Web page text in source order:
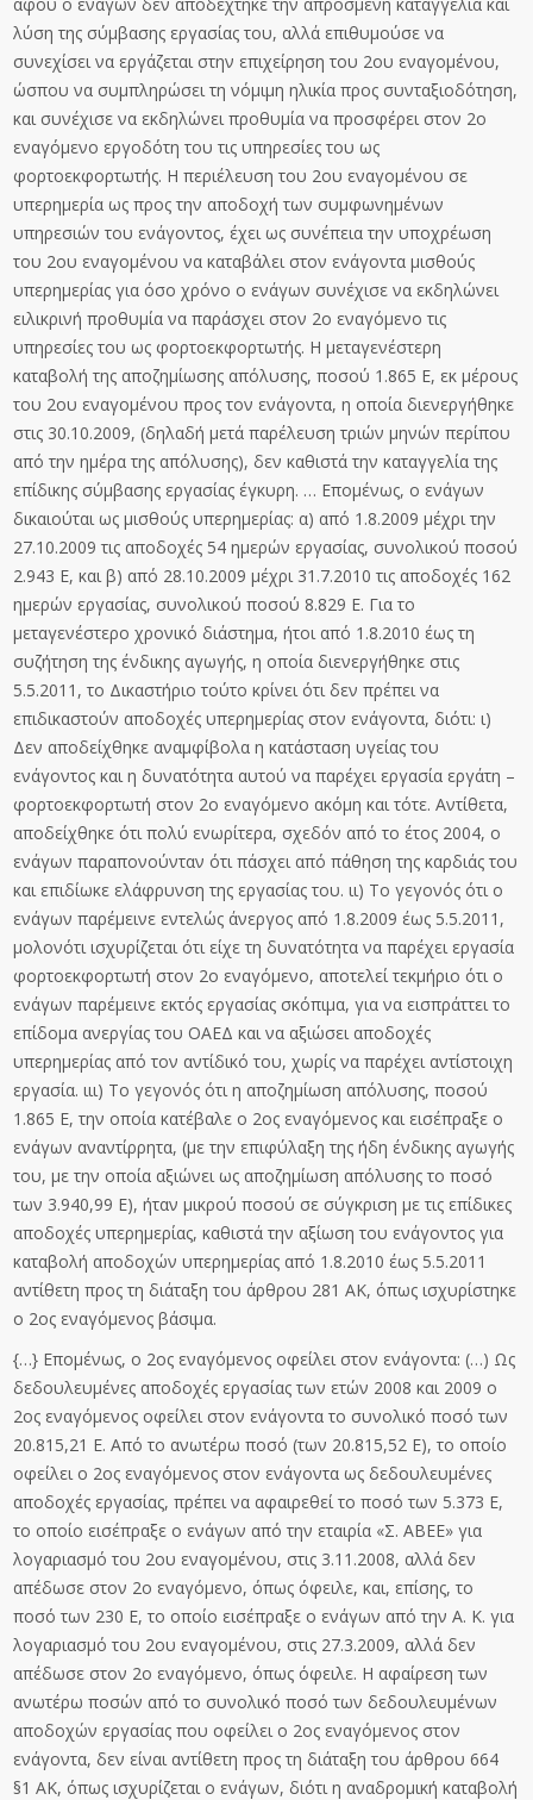
λύση της σύμβασης εργασίας του, αλλά επιθυμούσε να
συνεχίσει να εργάζεται στην επιχείρηση του 2ου εναγομένου,
ώσπου να συμπληρώσει τη νόμιμη ηλικία προς συνταξιοδότηση,
και συνέχισε να εκδηλώνει προθυμία να προσφέρει στον 2ο
εναγόμενο εργοδότη του τις υπηρεσίες του ως
φορτοεκφορτωτής. Η περιέλευση του 2ου εναγομένου σε
υπερημερία ως προς την αποδοχή των συμφωνημένων
υπηρεσιών του ενάγοντος, έχει ως συνέπεια την υποχρέωση
του 2ου εναγομένου να καταβάλει στον ενάγοντα μισθούς
υπερημερίας για όσο χρόνο ο ενάγων συνέχισε να εκδηλώνει
ειλικρινή προθυμία να παράσχει στον 2ο εναγόμενο τις
υπηρεσίες του ως φορτοεκφορτωτής. Η μεταγενέστερη
καταβολή της αποζημίωσης απόλυσης, ποσού 1.865 Ε, εκ μέρους
του 2ου εναγομένου προς τον ενάγοντα, η οποία διενεργήθηκε
στις 30.10.2009, (δηλαδή μετά παρέλευση τριών μηνών περίπου
από την ημέρα της απόλυσης), δεν καθιστά την καταγγελία της
επίδικης σύμβασης εργασίας έγκυρη. … Επομένως, ο ενάγων
δικαιούται ως μισθούς υπερημερίας: α) από 1.8.2009 μέχρι την
27.10.2009 τις αποδοχές 54 ημερών εργασίας, συνολικού ποσού
2.943 Ε, και β) από 28.10.2009 μέχρι 31.7.2010 τις αποδοχές 162
ημερών εργασίας, συνολικού ποσού 8.829 Ε. Για το
μεταγενέστερο χρονικό διάστημα, ήτοι από 1.8.2010 έως τη
συζήτηση της ένδικης αγωγής, η οποία διενεργήθηκε στις
5.5.2011, το Δικαστήριο τούτο κρίνει ότι δεν πρέπει να
επιδικαστούν αποδοχές υπερημερίας στον ενάγοντα, διότι: ι)
Δεν αποδείχθηκε αναμφίβολα η κατάσταση υγείας του
ενάγοντος και η δυνατότητα αυτού να παρέχει εργασία εργάτη –
φορτοεκφορτωτή στον 2ο εναγόμενο ακόμη και τότε. Αντίθετα,
αποδείχθηκε ότι πολύ ενωρίτερα, σχεδόν από το έτος 2004, ο
ενάγων παραπονούνταν ότι πάσχει από πάθηση της καρδιάς του
και επιδίωκε ελάφρυνση της εργασίας του. ιι) Το γεγονός ότι ο
ενάγων παρέμεινε εντελώς άνεργος από 1.8.2009 έως 5.5.2011,
μολονότι ισχυρίζεται ότι είχε τη δυνατότητα να παρέχει εργασία
φορτοεκφορτωτή στον 2ο εναγόμενο, αποτελεί τεκμήριο ότι ο
ενάγων παρέμεινε εκτός εργασίας σκόπιμα, για να εισπράττει το
επίδομα ανεργίας του ΟΑΕΔ και να αξιώσει αποδοχές
υπερημερίας από τον αντίδικό του, χωρίς να παρέχει αντίστοιχη
εργασία. ιιι) Το γεγονός ότι η αποζημίωση απόλυσης, ποσού
1.865 Ε, την οποία κατέβαλε ο 2ος εναγόμενος και εισέπραξε ο
ενάγων αναντίρρητα, (με την επιφύλαξη της ήδη ένδικης αγωγής
του, με την οποία αξιώνει ως αποζημίωση απόλυσης το ποσό
των 3.940,99 Ε), ήταν μικρού ποσού σε σύγκριση με τις επίδικες
αποδοχές υπερημερίας, καθιστά την αξίωση του ενάγοντος για
καταβολή αποδοχών υπερημερίας από 1.8.2010 έως 5.5.2011
αντίθετη προς τη διάταξη του άρθρου 281 ΑΚ, όπως ισχυρίστηκε
ο 2ος εναγόμενος βάσιμα.
{…} Επομένως, ο 2ος εναγόμενος οφείλει στον ενάγοντα: (…) Ως
δεδουλευμένες αποδοχές εργασίας των ετών 2008 και 2009 ο
2ος εναγόμενος οφείλει στον ενάγοντα το συνολικό ποσό των
20.815,21 Ε. Από το ανωτέρω ποσό (των 20.815,52 Ε), το οποίο
οφείλει ο 2ος εναγόμενος στον ενάγοντα ως δεδουλευμένες
αποδοχές εργασίας, πρέπει να αφαιρεθεί το ποσό των 5.373 Ε,
το οποίο εισέπραξε ο ενάγων από την εταιρία «Σ. ΑΒΕΕ» για
λογαριασμό του 2ου εναγομένου, στις 3.11.2008, αλλά δεν
απέδωσε στον 2ο εναγόμενο, όπως όφειλε, και, επίσης, το
ποσό των 230 Ε, το οποίο εισέπραξε ο ενάγων από την Α. Κ. για
λογαριασμό του 2ου εναγομένου, στις 27.3.2009, αλλά δεν
απέδωσε στον 2ο εναγόμενο, όπως όφειλε. Η αφαίρεση των
ανωτέρω ποσών από το συνολικό ποσό των δεδουλευμένων
αποδοχών εργασίας που οφείλει ο 2ος εναγόμενος στον
ενάγοντα, δεν είναι αντίθετη προς τη διάταξη του άρθρου 664
§1 ΑΚ, όπως ισχυρίζεται ο ενάγων, διότι η αναδρομική καταβολή